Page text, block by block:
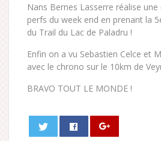
Nans Bernes Lasserre réalise
perfs du week end en prenant la
du Trail du Lac de Paladru !
Enfin on a vu Sebastien Celce et
avec le chrono sur le 10km de
BRAVO TOUT LE MONDE !